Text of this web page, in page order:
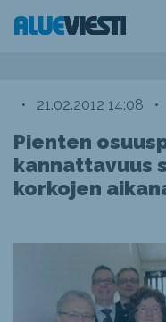
• 21.02.2012 14:08 •
Pienten
kannattavuus
korkojen